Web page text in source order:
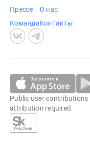
Прессе
Команда
О нас
Контакты
Public user
attribution required